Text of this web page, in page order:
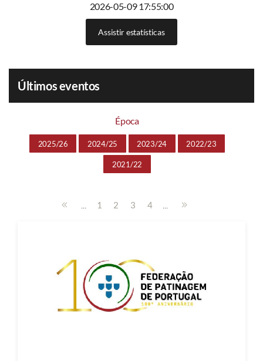
2026-05-09 17:55:00
Assistir estatísticas
Últimos eventos
Época
2025/26 2024/25 2023/24 2022/23
2021/22
... 1 2 3 4 ...